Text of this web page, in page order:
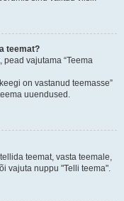
teemat?
vajutama “Teema
on vastanud teemasse”
uuendused.
teemat, vasta teemale,
vajuta nuppu "Telli teema".